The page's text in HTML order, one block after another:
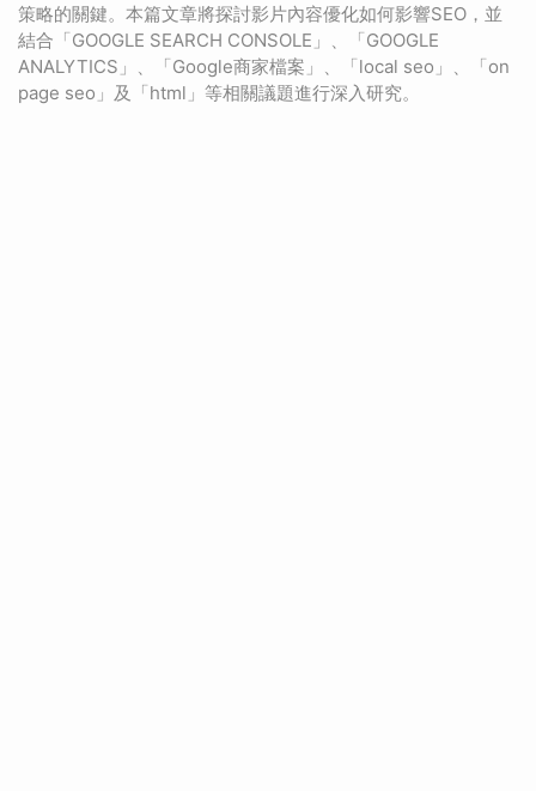
策略的關鍵。本篇文章將探討影片內容優化如何影響SEO，並
結合「GOOGLE SEARCH CONSOLE」、「GOOGLE
ANALYTICS」、「Google商家檔案」、「local seo」、「on
page seo」及「html」等相關議題進行深入研究。